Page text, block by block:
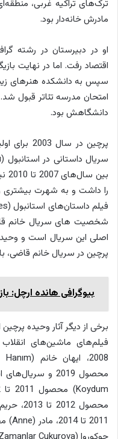
ترک‌های تراکیه غربی،
مادرش خانه‌دار بود.
او در دبیرستان در رشته
اقتصاد رفت. اما در نهایت
امتحان مدرسه تئاتر قبول
دانشگاهش بود.
پرچین در
شخصیت های سریال خانم
اصلی این سریال است و
پرچین در سریال خانم
بیوگرافی هانده ارچل:
برخی از دیگر آثار وحیده